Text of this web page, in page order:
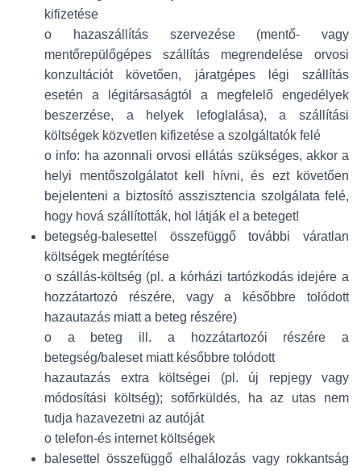
kifizetése
o hazaszállítás szervezése (mentő- vagy
mentőrepülőgépes szállítás megrendelése orvosi
konzultációt követően, járatgépes légi szállítás
esetén a légitársaságtól a megfelelő engedélyek
beszerzése, a helyek lefoglalása), a szállítási
költségek közvetlen kifizetése a szolgáltatók felé
o info: ha azonnali orvosi ellátás szükséges, akkor a
helyi mentőszolgálatot kell hívni, és ezt követően
bejelenteni a biztosító asszisztencia szolgálata felé,
hogy hová szállították, hol látják el a beteget!
betegség-balesettel összefüggő további váratlan
költségek megtérítése
o szállás-költség (pl. a kórházi tartózkodás idejére a
hozzátartozó részére, vagy a későbbre tolódott
hazautazás miatt a beteg részére)
o a beteg ill. a hozzátartozói részére a
betegség/baleset miatt későbbre tolódott
hazautazás extra költségei (pl. új repjegy vagy
módosítási költség); sofőrküldés, ha az utas nem
tudja hazavezetni az autóját
o telefon-és internet költségek
balesettel összefüggő elhalálozás vagy rokkantság